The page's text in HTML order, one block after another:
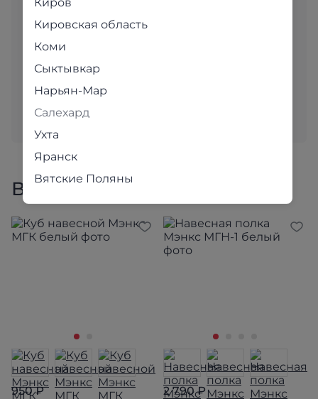
«вживую»?
Адреса магазинов
В наших уютных магазинах для вас с большим
вниманием подобраны самые популярные модели.
лично!
Все товары коллекции
950 ₽ 2 790 ₽
Кировская область
Коми
Сыктывкар
Нарьян-Мар
Салехард
Ухта
Яранск
Вятские Поляны